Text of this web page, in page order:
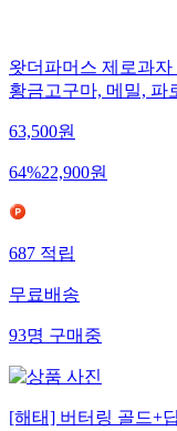
왓더파머스 제로과자
황금고구마, 메밀, 파
63,500원
64%22,900원
687적립
무료배송
93명구매중
[해태] 버터링 골드+